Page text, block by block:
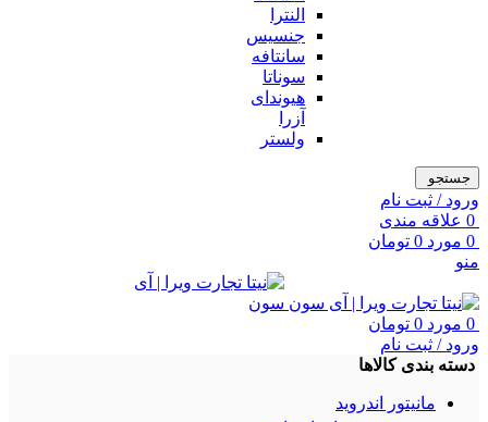
النترا
جنسیس
سانتافه
سوناتا
هیوندای
آزرا
ولستر
جستجو
ورود / ثبت نام
0 علاقه مندی
0 مورد 0 تومان
منو
0 مورد 0 تومان
ورود / ثبت نام
دسته بندی کالاها
مانیتور اندروید